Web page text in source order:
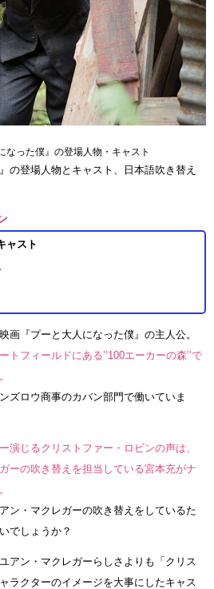
なった僕』の登場人物・キャスト
の登場人物とキャスト、日本語吹き替え
ャスト
画『プーと大人になった僕』の主人公。
フィールドにある’’100エーカーの森’’で
ズロウ商事のカバン部門で働いていま
演じるクリストファー・ロビンの声は、
ーの吹き替えを担当している宮本充がナ
ン・マクレガーの吹き替えをしているた
でしょうか？
アン・マクレガーらしさよりも「クリス
ラクターのイメージを大事にしたキャス